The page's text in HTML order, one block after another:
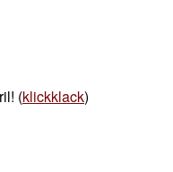
(klickklack)